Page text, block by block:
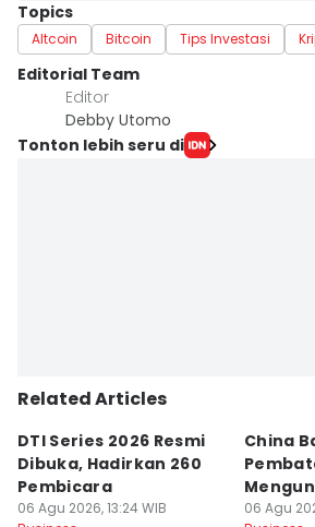
Topics
Altcoin Bitcoin Tips Investasi
Editorial Team
Editor
Debby Utomo
Tonton lebih seru di
Related Articles
DTI Series 2026 Resmi
Dibuka, Hadirkan 260
Pembicara
06 Agu 2026, 13:24 WIB
China
dan
06 Agu